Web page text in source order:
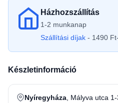
Házhozszállítás
1-2 munkanap
Szállítási díjak - 1490
Készletinformáció
Nyíregyháza , Mályva utca 1-